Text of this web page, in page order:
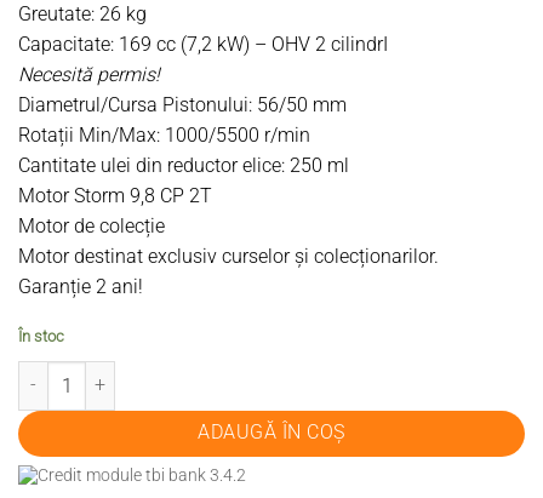
Greutate: 26 kg
Capacitate: 169 cc (7,2 kW) – OHV 2 cilindrI
Necesită permis!
Diametrul/Cursa Pistonului: 56/50 mm
Rotații Min/Max: 1000/5500 r/min
Cantitate ulei din reductor elice: 250 ml
Motor Storm 9,8 CP 2T
Motor de colecție
Motor destinat exclusiv curselor și colecționarilor.
Garanție 2 ani!
În stoc
Cantitate Motor barcă STORM FT9,8CP 2T FT9,8-S
ADAUGĂ ÎN COȘ